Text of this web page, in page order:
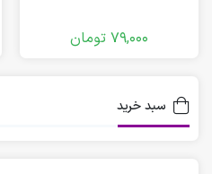
79,000 تومان
سبد خرید